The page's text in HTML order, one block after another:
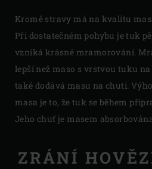
Kromě stravy má na kvalitu
Při dostatečném pohybu je tuk
vzniká krásné mramorování.
lepší než maso s vrstvou tuku
také dodává masu na chuti.
masa je to, že tuk se během
Jeho chuť je masem
ZRÁNÍ